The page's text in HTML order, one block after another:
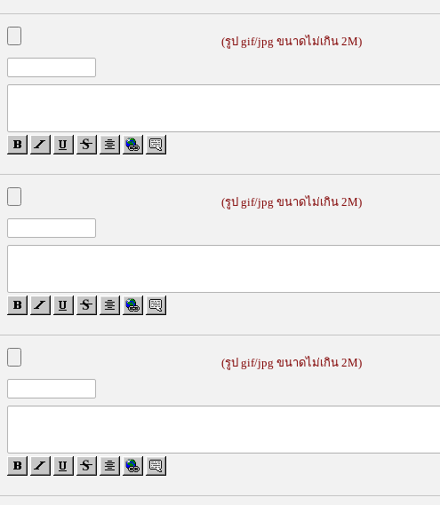
(รูป gif/jpg ขนาดไม่เกิน 2M)
(รูป gif/jpg ขนาดไม่เกิน 2M)
(รูป gif/jpg ขนาดไม่เกิน 2M)